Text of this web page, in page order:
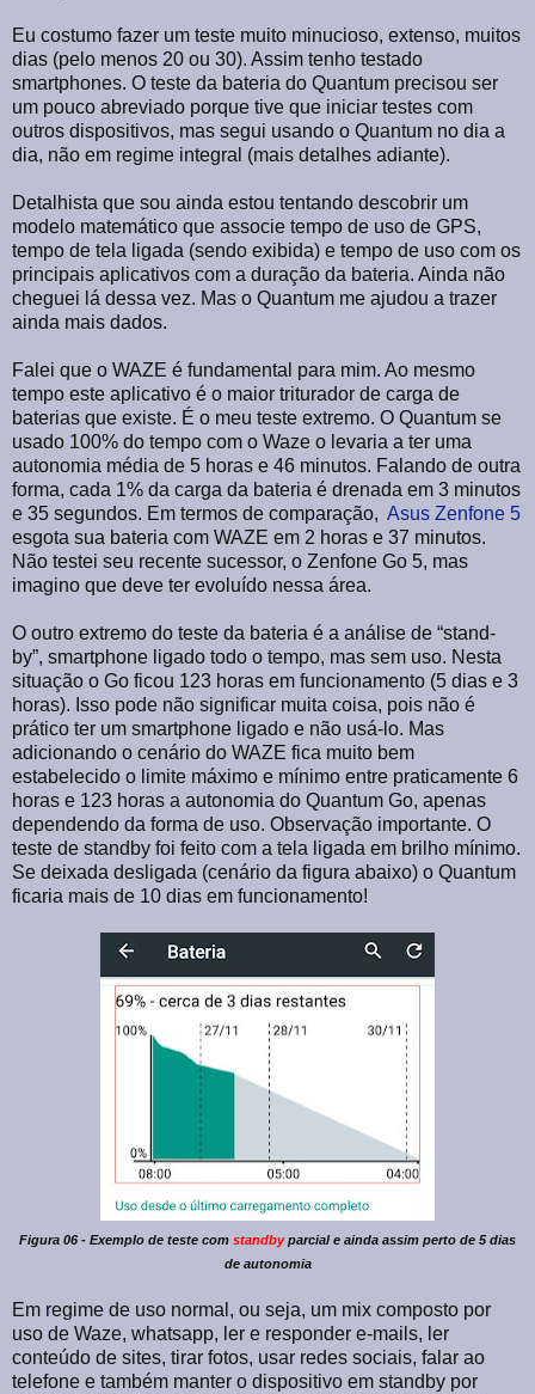
Eu costumo fazer um teste muito minucioso, extenso, muitos
dias (pelo menos 20 ou 30). Assim tenho testado
smartphones. O teste da bateria do Quantum precisou ser
um pouco abreviado porque tive que iniciar testes com
outros dispositivos, mas segui usando o Quantum no dia a
dia, não em regime integral (mais detalhes adiante).
Detalhista que sou ainda estou tentando descobrir um
modelo matemático que associe tempo de uso de GPS,
tempo de tela ligada (sendo exibida) e tempo de uso com os
principais aplicativos com a duração da bateria. Ainda não
cheguei lá dessa vez. Mas o Quantum me ajudou a trazer
ainda mais dados.
Falei que o WAZE é fundamental para mim. Ao mesmo
tempo este aplicativo é o maior triturador de carga de
baterias que existe. É o meu teste extremo. O Quantum se
usado 100% do tempo com o Waze o levaria a ter uma
autonomia média de 5 horas e 46 minutos. Falando de outra
forma, cada 1% da carga da bateria é drenada em 3 minutos
e 35 segundos. Em termos de comparação, Asus Zenfone 5
esgota sua bateria com WAZE em 2 horas e 37 minutos.
Não testei seu recente sucessor, o Zenfone Go 5, mas
imagino que deve ter evoluído nessa área.
O outro extremo do teste da bateria é a análise de “stand-
by”, smartphone ligado todo o tempo, mas sem uso. Nesta
situação o Go ficou 123 horas em funcionamento (5 dias e 3
horas). Isso pode não significar muita coisa, pois não é
prático ter um smartphone ligado e não usá-lo. Mas
adicionando o cenário do WAZE fica muito bem
estabelecido o limite máximo e mínimo entre praticamente 6
horas e 123 horas a autonomia do Quantum Go, apenas
dependendo da forma de uso. Observação importante. O
teste de standby foi feito com a tela ligada em brilho mínimo.
Se deixada desligada (cenário da figura abaixo) o Quantum
ficaria mais de 10 dias em funcionamento!
Figura 06 - Exemplo de teste com standbyparcial e ainda assim perto de 5 dias
de autonomia
Em regime de uso normal, ou seja, um mix composto por
uso de Waze, whatsapp, ler e responder e-mails, ler
conteúdo de sites, tirar fotos, usar redes sociais, falar ao
telefone e também manter o dispositivo em standby por